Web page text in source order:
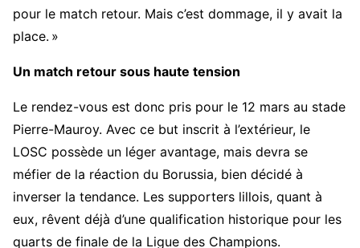
pour le match retour. Mais c’est dommage, il y avait la
place. »
Un match retour sous haute tension
Le rendez-vous est donc pris pour le 12 mars au stade
Pierre-Mauroy. Avec ce but inscrit à l’extérieur, le
LOSC possède un léger avantage, mais devra se
méfier de la réaction du Borussia, bien décidé à
inverser la tendance. Les supporters lillois, quant à
eux, rêvent déjà d’une qualification historique pour les
quarts de finale de la Ligue des Champions.